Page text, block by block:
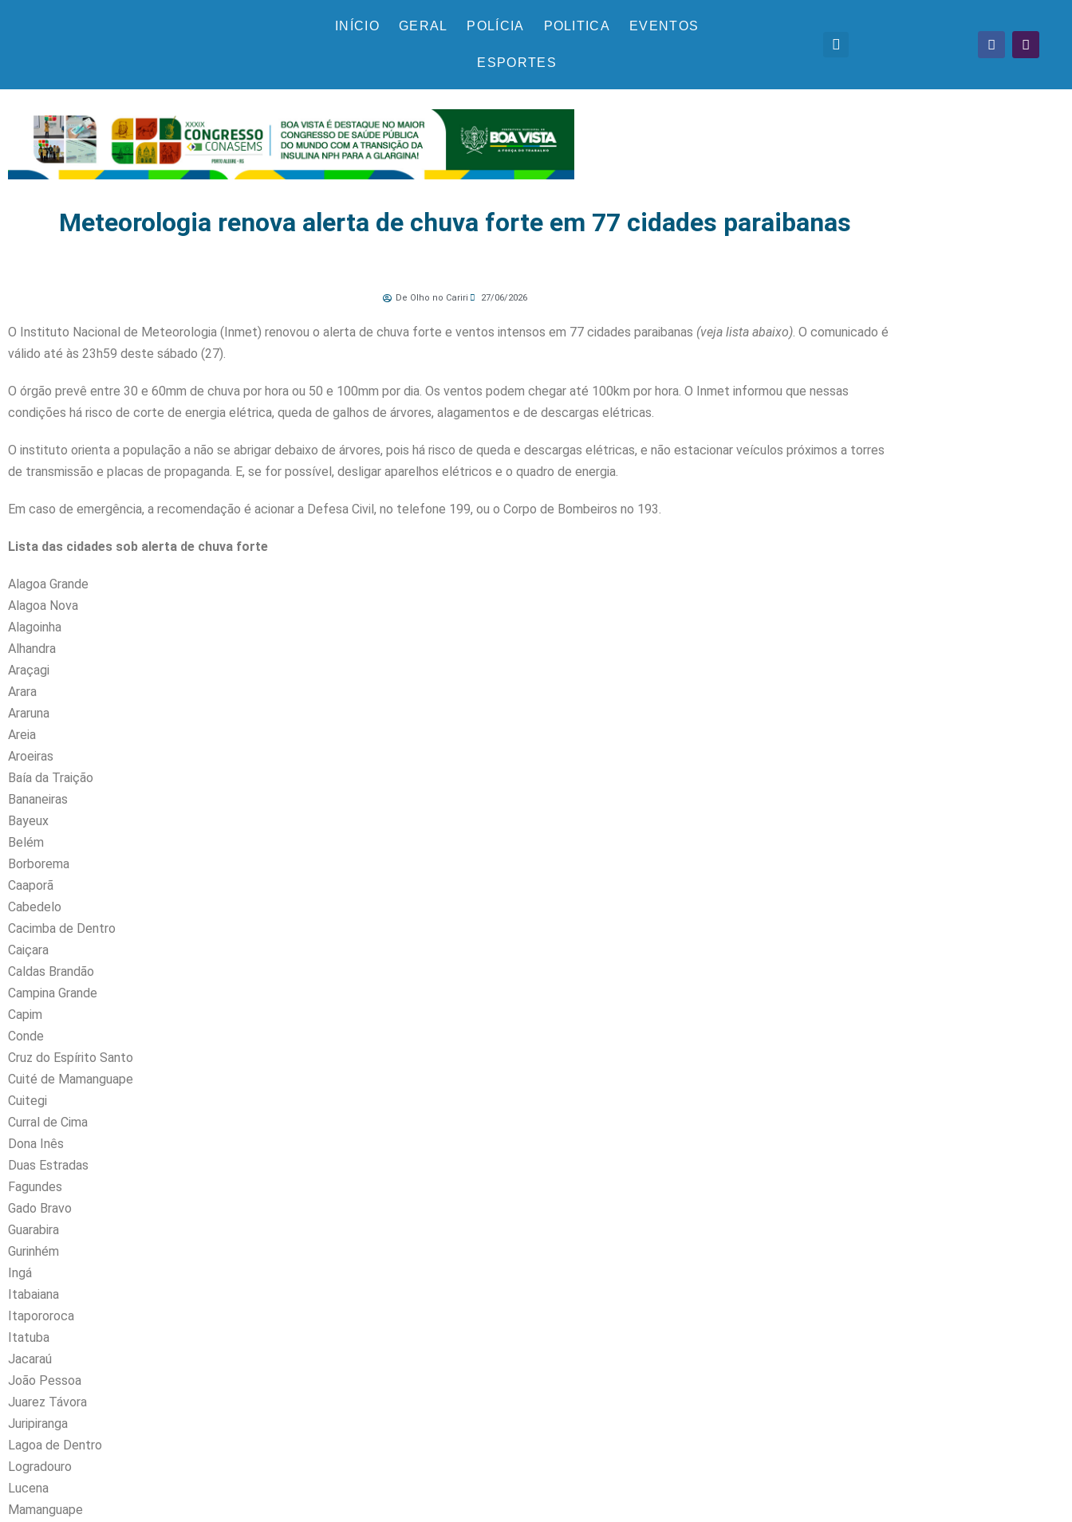
INÍCIO GERAL POLÍCIA POLITICA EVENTOS
ESPORTES
Meteorologia renova alerta de chuva forte em 77 cidades paraibanas
De Olho no Cariri 27/06/2026
O Instituto Nacional de Meteorologia (Inmet) renovou o alerta de chuva forte e ventos intensos em 77 cidades paraibanas (veja lista abaixo) . O comunicado é
válido até às 23h59 deste sábado (27).
O órgão prevê entre 30 e 60mm de chuva por hora ou 50 e 100mm por dia. Os ventos podem chegar até 100km por hora. O Inmet informou que nessas
condições há risco de corte de energia elétrica, queda de galhos de árvores, alagamentos e de descargas elétricas.
O instituto orienta a população a não se abrigar debaixo de árvores, pois há risco de queda e descargas elétricas, e não estacionar veículos próximos a torres
de transmissão e placas de propaganda. E, se for possível, desligar aparelhos elétricos e o quadro de energia.
Em caso de emergência, a recomendação é acionar a Defesa Civil, no telefone 199, ou o Corpo de Bombeiros no 193.
Lista das cidades sob alerta de chuva forte
Alagoa Grande
Alagoa Nova
Alagoinha
Alhandra
Araçagi
Arara
Araruna
Areia
Aroeiras
Baía da Traição
Bananeiras
Bayeux
Belém
Borborema
Caaporã
Cabedelo
Cacimba de Dentro
Caiçara
Caldas Brandão
Campina Grande
Capim
Conde
Cruz do Espírito Santo
Cuité de Mamanguape
Cuitegi
Curral de Cima
Dona Inês
Duas Estradas
Fagundes
Gado Bravo
Guarabira
Gurinhém
Ingá
Itabaiana
Itapororoca
Itatuba
Jacaraú
João Pessoa
Juarez Távora
Juripiranga
Lagoa de Dentro
Logradouro
Lucena
Mamanguape